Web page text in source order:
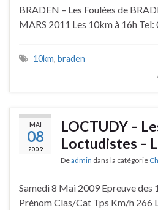
BRADEN – Les Foulées de
MARS 2011 Les 10km à 16h Tel:
10km, braden
MAI
08
2009
LOCTUDY –
Loctudistes –
Deadmin dans la catégorie
Samedi 8 Mai 2009 Epreuve des
Prénom Clas/Cat Tps Km/h 266